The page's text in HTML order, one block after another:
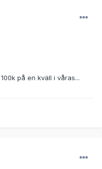
på en kväll i våras...